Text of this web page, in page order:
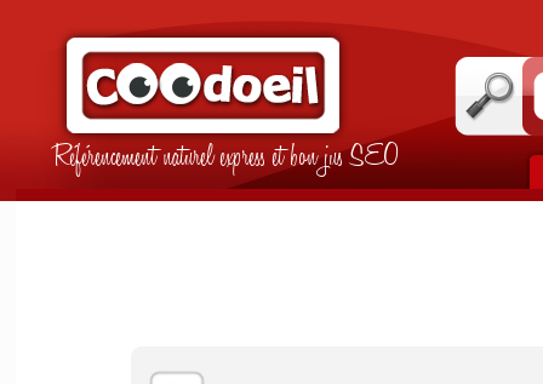
Référencement naturel express et bon jus SEO